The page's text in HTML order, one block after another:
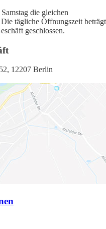
die gleichen
tägliche Öffnungszeit beträgt
geschlossen.
12207 Berlin